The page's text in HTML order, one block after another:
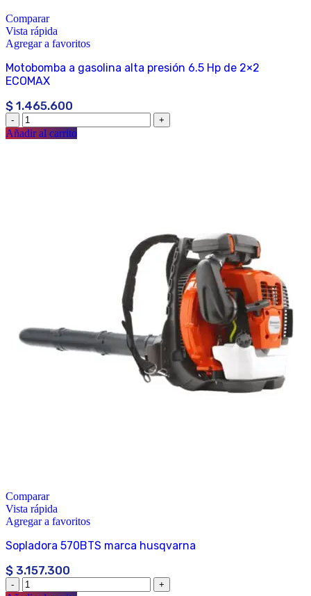
Comparar
Vista rápida
Agregar a favoritos
Motobomba a gasolina alta presión 6.5 Hp de 2×2
ECOMAX
$ 1.465.600
Añadir al carrito
Comparar
Vista rápida
Agregar a favoritos
Sopladora 570BTS marca husqvarna
$ 3.157.300